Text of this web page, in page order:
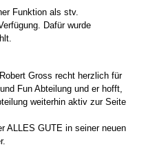
Funktion als stv.
Dafür wurde
Gross recht herzlich für
Fun Abteilung und er hofft,
weiterhin aktiv zur Seite
ALLES GUTE in seiner neuen